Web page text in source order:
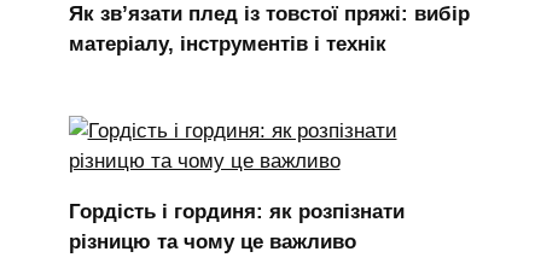
Як зв’язати плед із товстої пряжі: вибір
матеріалу, інструментів і технік
Гордість і гординя: як розпізнати
різницю та чому це важливо